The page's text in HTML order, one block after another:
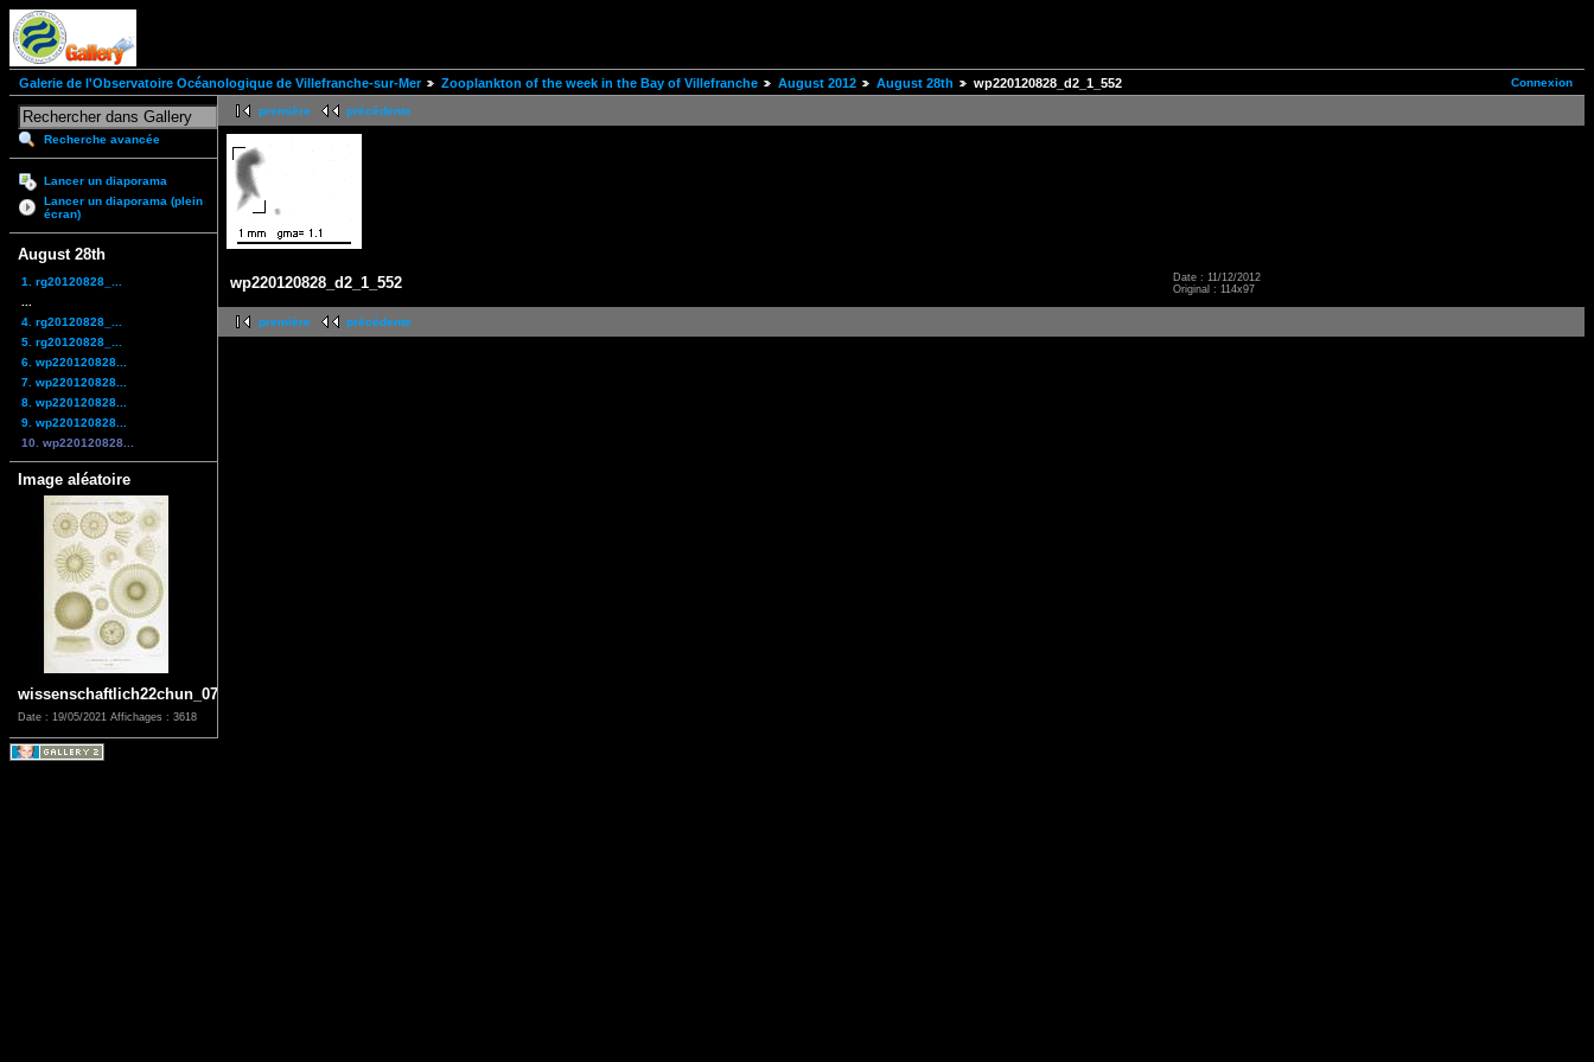
Connexion
Galerie de l'Observatoire Océanologique de Villefranche-sur-Mer Zooplankton of the week in the Bay of Villefranche August 2012 August 28th wp220120828_d2_1_552
Recherche avancée
Lancer un diaporama
Lancer un diaporama (plein
écran)
August 28th
1. rg20120828_...
4. rg20120828_...
5. rg20120828_...
6. wp220120828...
7. wp220120828...
8. wp220120828...
9. wp220120828...
10. wp220120828...
Image aléatoire
wissenschaftlich22chun_0711
Date : 19/05/2021 Affichages : 3618
première précédente
wp220120828_d2_1_552
Date : 11/12/2012
Original : 114x97
première précédente